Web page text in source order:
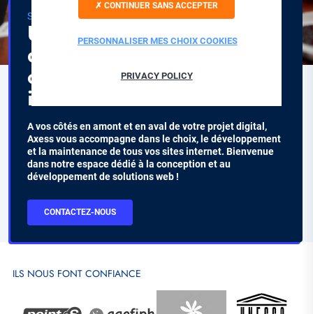
THÉMATIQUE
STRATEGIE DIGITALE
Une agence web pour le
développement et la
création de vos sites
internet !
Chapo
A vos côtés en amont et en aval de votre projet digital,
Axess vous accompagne dans le choix, le développement
et la maintenance de tous vos sites internet. Bienvenue
dans notre espace dédié à la conception et au
développement de solutions web !
Contact
CONTACTEZ-NOUS
ILS NOUS FONT CONFIANCE
CONTINUER SANS ACCEPTER
PERSONNALISER MES CHOIX COOKIES
PRIVACY POLICY